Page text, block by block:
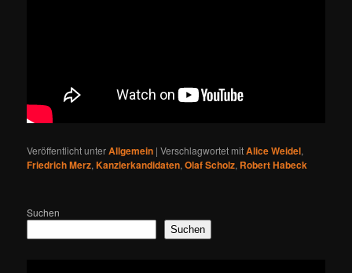
Veröffentlicht unterAllgemein |Verschlagwortet mitAlice Weidel,
Friedrich Merz,Kanzlerkandidaten,Olaf Scholz, Robert Habeck
Suchen
Suchen